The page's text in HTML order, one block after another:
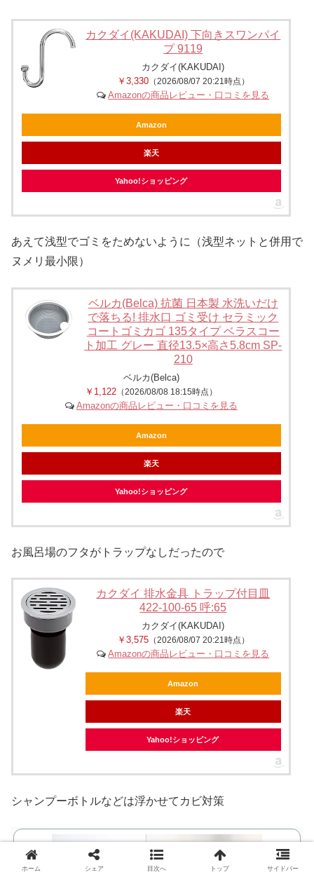
カクダイ(KAKUDAI) 下向きスワンパイ
プ 9119
カクダイ(KAKUDAI)
￥3,330（2026/08/07 20:21時点）
Amazonの商品レビュー・口コミを見る
Amazon
楽天
Yahoo!ショッピング
あえて浅型でゴミをためないように（浅型ネットと併用で
ヌメリ最小限）
ベルカ(Belca) 抗菌 日本製 水洗いだけ
で落ちる! 排水口 ゴミ受け セラミック
コートゴミカゴ 135タイプ ベラスコー
ト加工 グレー 直径13.5×高さ5.8cm SP-
210
ベルカ(Belca)
￥1,122 （2026/08/08 18:15時点）
Amazonの商品レビュー・口コミを見る
Amazon
楽天
Yahoo!ショッピング
お風呂場のフタがトラップなしだったので
カクダイ 排水金具 トラップ付目皿
422-100-65 呼:65
カクダイ(KAKUDAI)
￥3,575（2026/08/07 20:21時点）
Amazonの商品レビュー・口コミを見る
Amazon
楽天
Yahoo!ショッピング
シャンプーボトルなどは浮かせてカビ対策
ホーム シェア 目次へ トップ サイドバー